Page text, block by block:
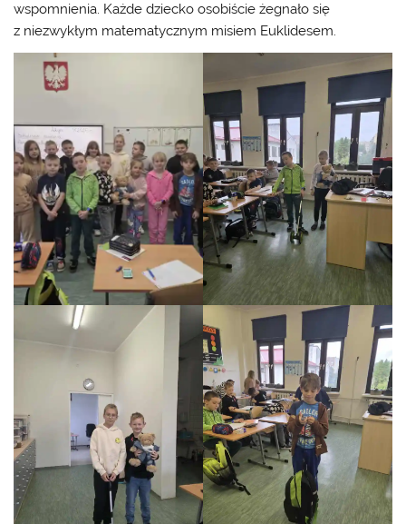
wspomnienia. Każde dziecko osobiście żegnało się
z niezwykłym matematycznym misiem Euklidesem.